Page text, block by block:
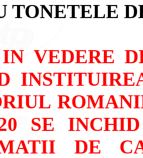
TONETELE
VEDERE
SE
DE